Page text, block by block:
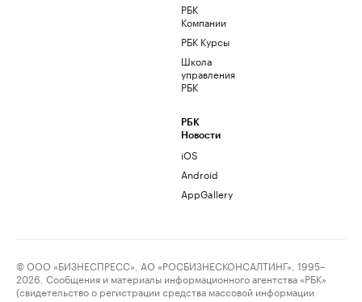
РБК
Компании
РБК Курсы
Школа
управления
РБК
РБК
Новости
iOS
Android
AppGallery
© ООО «БИЗНЕСПРЕСС», АО «РОСБИЗНЕСКОНСАЛТИНГ», 1995–
2026. Сообщения и материалы информационного агентства «РБК»
(свидетельство о регистрации средства массовой информации